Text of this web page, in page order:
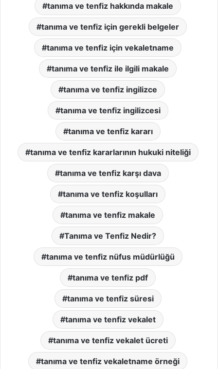
tanıma ve tenfiz hakkında makale
tanıma ve tenfiz için gerekli belgeler
tanıma ve tenfiz için vekaletname
tanıma ve tenfiz ile ilgili makale
tanıma ve tenfiz ingilizce
tanıma ve tenfiz ingilizcesi
tanıma ve tenfiz kararı
tanıma ve tenfiz kararlarının hukuki niteliği
tanıma ve tenfiz karşı dava
tanıma ve tenfiz koşulları
tanıma ve tenfiz makale
Tanıma ve Tenfiz Nedir?
tanıma ve tenfiz nüfus müdürlüğü
tanıma ve tenfiz pdf
tanıma ve tenfiz süresi
tanıma ve tenfiz vekalet
tanıma ve tenfiz vekalet ücreti
tanıma ve tenfiz vekaletname örneği